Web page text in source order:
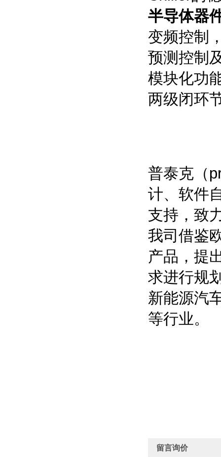
半导体器
变频控制
预测控制
模块化功
两级闭环
普泰克（
计、软件
支持，致
我司借鉴
产品，提
求进行规
新能源汽
等行业。
留言询价